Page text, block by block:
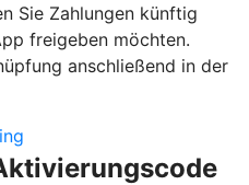
Sie Zahlungen künftig
freigeben möchten.
anschließend in der